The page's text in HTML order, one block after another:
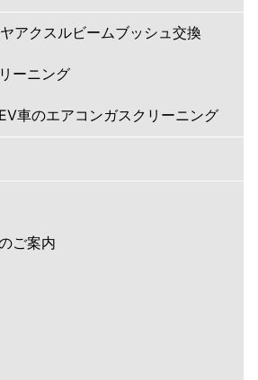
アクスルビームブッシュ交換
ーニング
車のエアコンガスクリーニング
ご案内